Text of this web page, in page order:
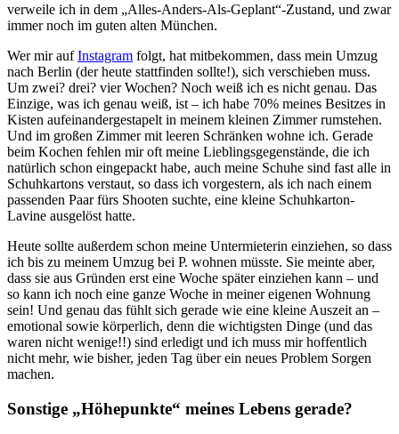
verweile ich in dem „Alles-Anders-Als-Geplant“-Zustand, und zwar
immer noch im guten alten München.
Wer mir aufInstagram folgt, hat mitbekommen, dass mein Umzug
nach Berlin (der heute stattfinden sollte!), sich verschieben muss.
Um zwei? drei? vier Wochen? Noch weiß ich es nicht genau. Das
Einzige, was ich genau weiß, ist – ich habe 70% meines Besitzes in
Kisten aufeinandergestapelt in meinem kleinen Zimmer rumstehen.
Und im großen Zimmer mit leeren Schränken wohne ich. Gerade
beim Kochen fehlen mir oft meine Lieblingsgegenstände, die ich
natürlich schon eingepackt habe, auch meine Schuhe sind fast alle in
Schuhkartons verstaut, so dass ich vorgestern, als ich nach einem
passenden Paar fürs Shooten suchte, eine kleine Schuhkarton-
Lavine ausgelöst hatte.
Heute sollte außerdem schon meine Untermieterin einziehen, so dass
ich bis zu meinem Umzug bei P. wohnen müsste. Sie meinte aber,
dass sie aus Gründen erst eine Woche später einziehen kann – und
so kann ich noch eine ganze Woche in meiner eigenen Wohnung
sein! Und genau das fühlt sich gerade wie eine kleine Auszeit an –
emotional sowie körperlich, denn die wichtigsten Dinge (und das
waren nicht wenige!!) sind erledigt und ich muss mir hoffentlich
nicht mehr, wie bisher, jeden Tag über ein neues Problem Sorgen
machen.
Sonstige „Höhepunkte“ meines Lebens gerade?